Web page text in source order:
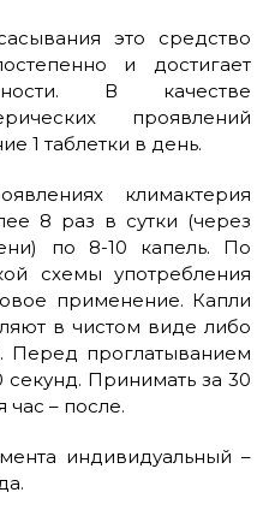
это средство
и достигает
В качестве
проявлений
1 таблетки в день.
климактерия
8 раз в сутки (через
по 8-10 капель. По
схемы употребления
применение. Капли
в чистом виде либо
проглатыванием
Принимать за 30
час – после.
индивидуальный –